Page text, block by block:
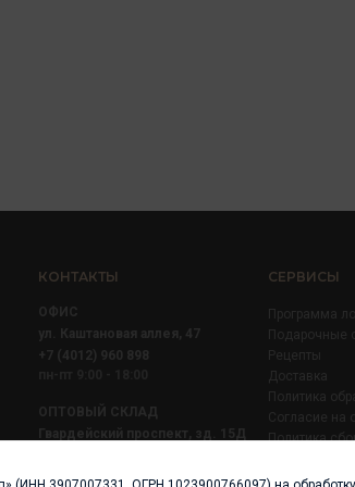
КОНТАКТЫ
ОФИС
ул. Каштановая аллея, 47
+7 (4012) 960 898
ОПТОВЫЙ СКЛАД
Гвардейский проспект, зд. 15Д
СЕРВИСЫ
Программа
Подарочные
Рецепты
Доставка
Политика
Согласие на
Политика